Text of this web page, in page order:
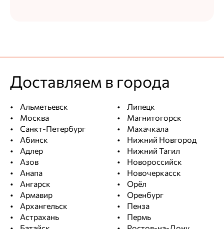
Доставляем в города
Альметьевск
Москва
Санкт-Петербург
Абинск
Адлер
Азов
Анапа
Ангарск
Армавир
Архангельск
Астрахань
Липецк
Магнитогорск
Махачкала
Нижний Новгород
Нижний Тагил
Новороссийск
Новочеркасск
Орёл
Оренбург
Пенза
Пермь